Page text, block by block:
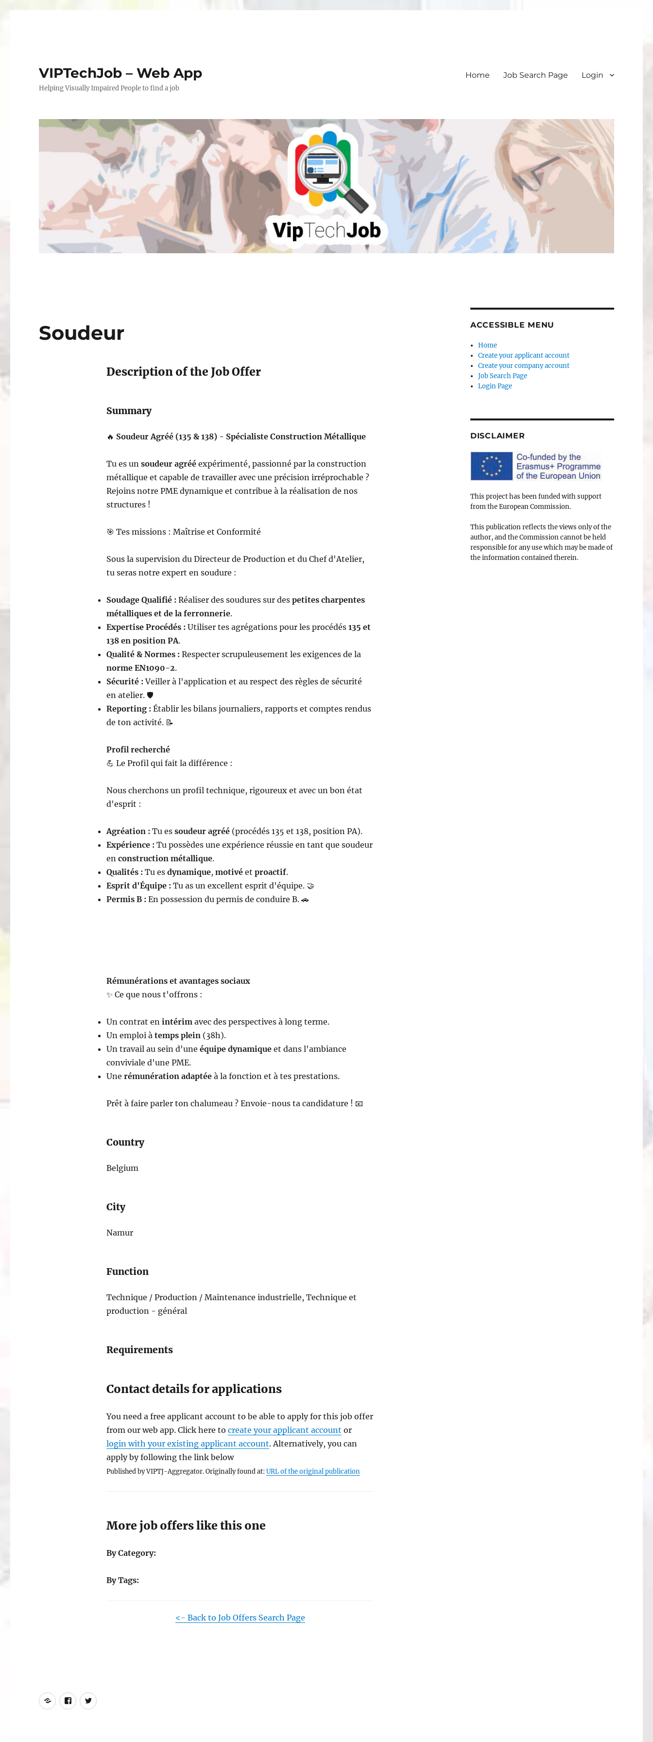
VIPTechJob – Web App
Helping Visually Impaired People to find a job
Home Job Search Page Login
Soudeur
Description of the Job Offer
Summary
🔥 Soudeur Agréé (135 & 138) - Spécialiste Construction Métallique
Tu es unsoudeur agréé expérimenté, passionné par la construction
métallique et capable de travailler avec une précision irréprochable ?
Rejoins notre PME dynamique et contribue à la réalisation de nos
structures !
🎯 Tes missions : Maîtrise et Conformité
Sous la supervision du Directeur de Production et du Chef d'Atelier,
tu seras notre expert en soudure :
Soudage Qualifié : Réaliser des soudures sur despetites charpentes
métalliques et de la ferronnerie.
Expertise Procédés : Utiliser tes agrégations pour les procédés135 et
138 en position PA.
Qualité & Normes : Respecter scrupuleusement les exigences de la
norme EN1090-2.
Sécurité : Veiller à l'application et au respect des règles de sécurité
en atelier. 🛡️
Reporting : Établir les bilans journaliers, rapports et comptes rendus
de ton activité. 📝
Profil recherché
💪 Le Profil qui fait la différence :
Nous cherchons un profil technique, rigoureux et avec un bon état
d'esprit :
Agréation : Tu essoudeur agréé (procédés 135 et 138, position PA).
Expérience : Tu possèdes une expérience réussie en tant que soudeur
enconstruction métallique.
Qualités : Tu esdynamique,motivé etproactif.
Esprit d'Équipe : Tu as un excellent esprit d'équipe. 🤝
Permis B : En possession du permis de conduire B. 🚗
Rémunérations et avantages sociaux
✨ Ce que nous t'offrons :
Un contrat enintérim avec des perspectives à long terme.
Un emploi àtemps plein (38h).
Un travail au sein d'uneéquipe dynamique et dans l'ambiance
conviviale d'une PME.
Unerémunération adaptée à la fonction et à tes prestations.
Prêt à faire parler ton chalumeau ? Envoie-nous ta candidature ! 📧
Country
Belgium
City
Namur
Function
Technique / Production / Maintenance industrielle, Technique et
production - général
Requirements
Contact details for applications
You need a free applicant account to be able to apply for this job offer
from our web app. Click here tocreate your applicant account or
login with your existing applicant account. Alternatively, you can
apply by following the link below
Published by VIPTJ-Aggregator. Originally found at:URL of the original publication
More job offers like this one
By Category:
By Tags:
<- Back to Job Offers Search Page
ACCESSIBLE MENU
Home
Create your applicant account
Create your company account
Job Search Page
Login Page
DISCLAIMER
This project has been funded with support
from the European Commission.
This publication reflects the views only of the
author, and the Commission cannot be held
responsible for any use which may be made of
the information contained therein.
Online
Training
Facebook
Fan
Twitter